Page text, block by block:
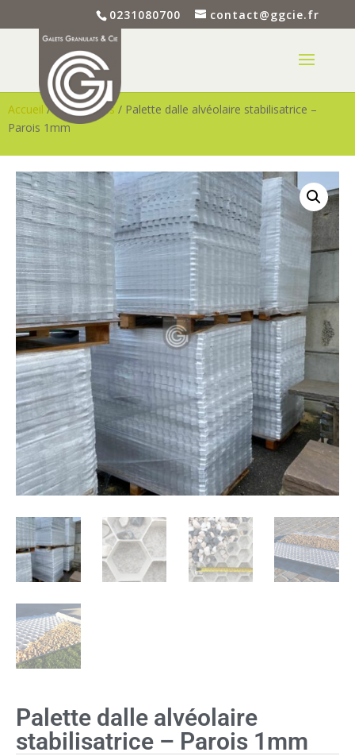
0231080700 contact@ggcie.fr
Accueil/Accessoires/ Palette dalle alvéolaire stabilisatrice –
Parois 1mm
Palette dalle alvéolaire
stabilisatrice – Parois 1mm